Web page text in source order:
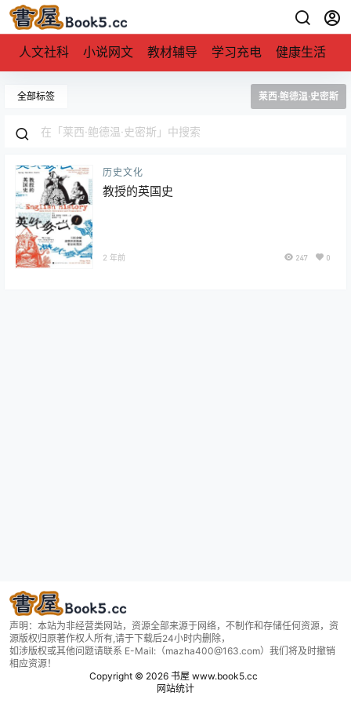
人文社科 小说网文 教材辅导 学习充电 健康生活
全部标签 莱西·鲍德温·史密斯
历史文化
教授的英国史
2 年前 247 0
声明：本站为非经营类网站，资源全部来源于网络，不制作和存储任何资源，资
源版权归原著作权人所有,请于下载后24小时内删除，
如涉版权或其他问题请联系 E-Mail:（mazha400@163.com）我们将及时撤销
相应资源！
Copyright © 2026书屋 www.book5.cc
网站统计